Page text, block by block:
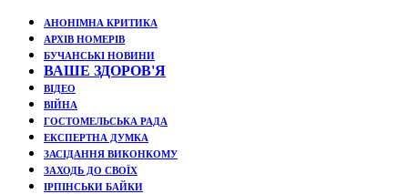
АНОНІМНА КРИТИКА
АРХІВ НОМЕРІВ
БУЧАНСЬКІ НОВИНИ
ВАШЕ ЗДОРОВ'Я
ВІДЕО
ВІЙНА
ГОСТОМЕЛЬСЬКА РАДА
ЕКСПЕРТНА ДУМКА
ЗАСІДАННЯ ВИКОНКОМУ
ЗАХОДЬ ДО СВОЇХ
ІРПІНСЬКИ БАЙКИ